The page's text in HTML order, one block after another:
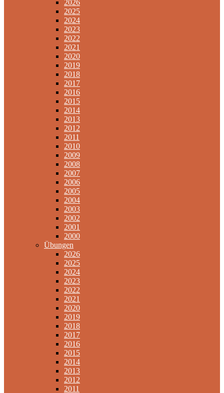
2026
2025
2024
2023
2022
2021
2020
2019
2018
2017
2016
2015
2014
2013
2012
2011
2010
2009
2008
2007
2006
2005
2004
2003
2002
2001
2000
Übungen
2026
2025
2024
2023
2022
2021
2020
2019
2018
2017
2016
2015
2014
2013
2012
2011